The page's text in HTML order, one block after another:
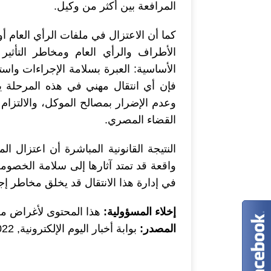
المرافعة بين أكثر من وكيل.
كما أن الاعتزال في ملفات الرأي العام
الأطراف والرأي العام ومخاطر
الأساسية: العبرة بسلامة الإجراءات
فإن أي انتقال مهني في هذه
وعدم الإضرار بمصالح الموكل،
القضاء المصري.
النتيجة القانونية المباشرة أن اعتزال
واقعة قد تمتد آثارها إلى سلامة
في إدارة هذا الانتقال قد يخلق مخاطر
إخلاء المسؤولية: هذا المحتوى لأغراض
المصدر: بوابة أخبار اليوم الإلكترونية, 2022-03-13T08:00:00.000Z